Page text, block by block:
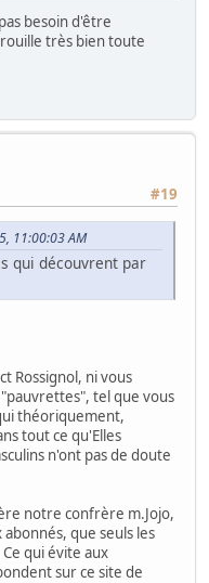
besoin d'être
très bien toute
#19
11:00:03 AM
qui découvrent par
Rossignol, ni vous
tel que vous
théoriquement,
tout ce qu'Elles
n'ont pas de doute
notre confrère m.Jojo,
que seuls les
qui évite aux
sur ce site de